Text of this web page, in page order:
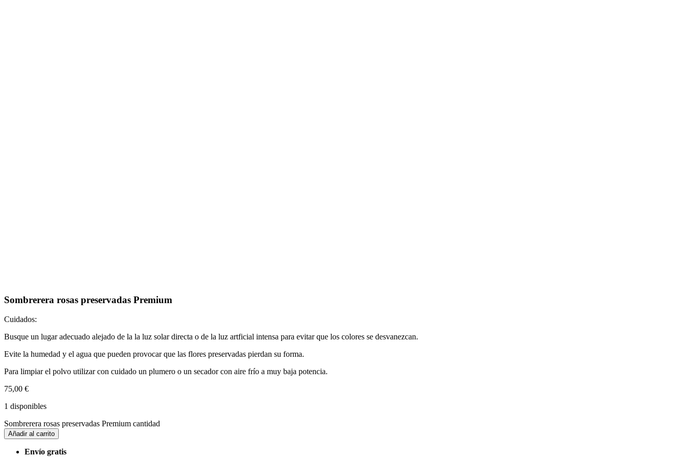
Sombrerera rosas preservadas Premium
Cuidados:
Busque un lugar adecuado alejado de la la luz solar directa o de la luz artficial intensa para evitar que los colores se desvanezcan.
Evite la humedad y el agua que pueden provocar que las flores preservadas pierdan su forma.
Para limpiar el polvo utilizar con cuidado un plumero o un secador con aire frío a muy baja potencia.
75,00 €
1 disponibles
Sombrerera rosas preservadas Premium cantidad
Añadir al carrito
Envío gratis